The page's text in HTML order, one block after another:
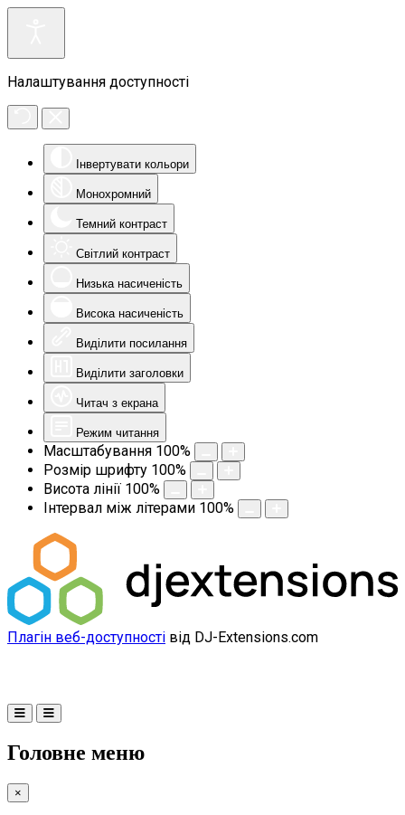
Налаштування доступності
Інвертувати кольори
Монохромний
Темний контраст
Світлий контраст
Низька насиченість
Висока насиченість
Виділити посилання
Виділити заголовки
Читач з екрана
Режим читання
Масштабування 100%
Розмір шрифту 100%
Висота лінії 100%
Інтервал між літерами 100%
Плагін веб-доступності від DJ-Extensions.com
Головне меню
×